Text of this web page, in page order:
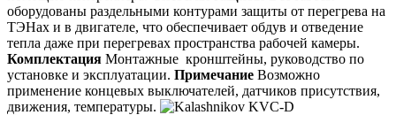
оборудованы раздельными контурами защиты от перегрева на
ТЭНах и в двигателе, что обеспечивает обдув и отведение
тепла даже при перегревах пространства рабочей камеры.
Комплектация Монтажные кронштейны, руководство по
установке и эксплуатации. Примечание Возможно
применение концевых выключателей, датчиков присутствия,
движения, температуры.